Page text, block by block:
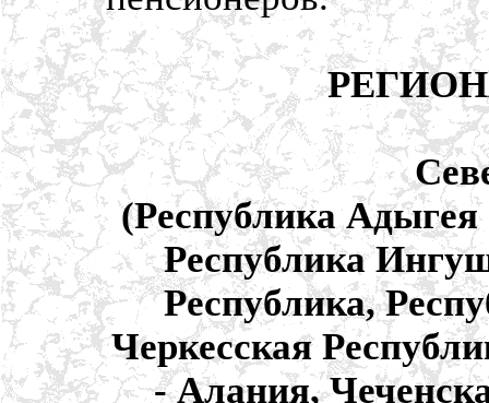
(Республика
Республика
Республика,
Черкесская
- Алания,